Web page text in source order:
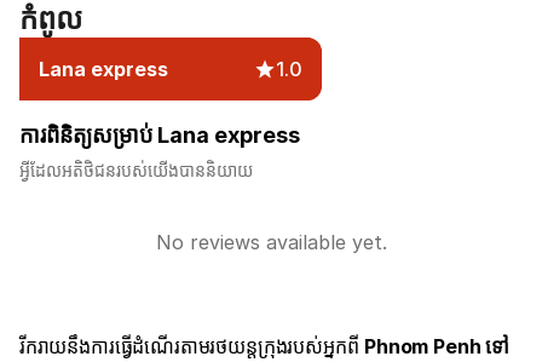
កំពូល
Lana express 1.0
ការពិនិត្យសម្រាប់ Lana express
អ្វីដែលអតិថិជនរបស់យើងបាននិយាយ
No reviews available yet.
រីករាយនឹងការធ្វើដំណើរតាមរថយន្តក្រុងរបស់អ្នកពី Phnom Penh ទៅ